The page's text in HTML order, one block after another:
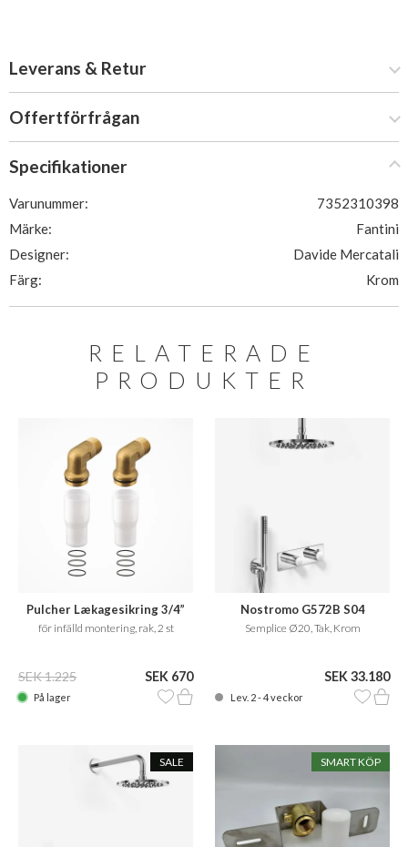
Leverans & Retur
Offertförfrågan
Specifikationer
Varunummer:
7352310398
Märke:
Fantini
Designer:
Davide Mercatali
Färg:
Krom
RELATERADE
PRODUKTER
Pulcher Lækagesikring 3/4”
för infälld montering, rak, 2 st
SEK 1.225 SEK 670
På lager
Nostromo G572B S04
Semplice Ø20, Tak, Krom
SEK 33.180
Lev. 2 - 4 veckor
SALE SMART KÖP